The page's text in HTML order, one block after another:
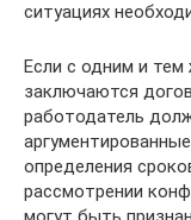
ситуациях
Если с одним и
заключаются
работодатель
определения
рассмотрении